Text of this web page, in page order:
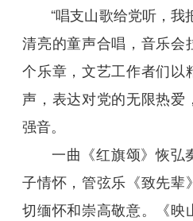
“唱支山歌给党听，我
清亮的童声合唱，音乐会
个乐章，文艺工作者们以
声，表达对党的无限热爱
强音。
一曲《红旗颂》恢弘
子情怀，管弦乐《致先辈
切缅怀和崇高敬意。《映